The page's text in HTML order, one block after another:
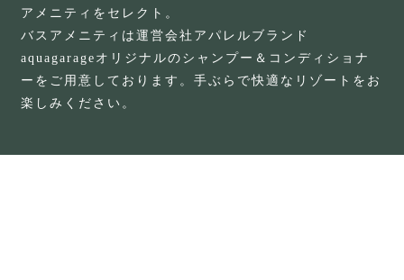
アメニティをセレクト。
バスアメニティは運営会社アパレルブランド
aquagarageオリジナルのシャンプー＆コンディショナ
ーをご用意しております。手ぶらで快適なリゾートをお
楽しみください。